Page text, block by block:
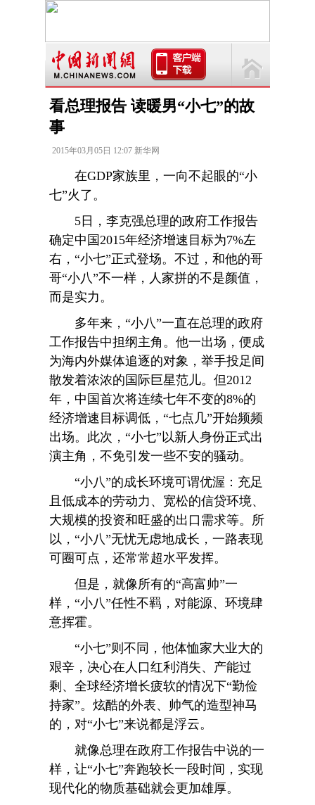
看总理报告 读暖男“小七”的故
事
2015年03月05日 12:07 新华网
在GDP家族里，一向不起眼的“小
七”火了。
5日，李克强总理的政府工作报告
确定中国2015年经济增速目标为7%左
右，“小七”正式登场。不过，和他的哥
哥“小八”不一样，人家拼的不是颜值，
而是实力。
多年来，“小八”一直在总理的政府
工作报告中担纲主角。他一出场，便成
为海内外媒体追逐的对象，举手投足间
散发着浓浓的国际巨星范儿。但2012
年，中国首次将连续七年不变的8%的
经济增速目标调低，“七点几”开始频频
出场。此次，“小七”以新人身份正式出
演主角，不免引发一些不安的骚动。
“小八”的成长环境可谓优渥：充足
且低成本的劳动力、宽松的信贷环境、
大规模的投资和旺盛的出口需求等。所
以，“小八”无忧无虑地成长，一路表现
可圈可点，还常常超水平发挥。
但是，就像所有的“高富帅”一
样，“小八”任性不羁，对能源、环境肆
意挥霍。
“小七”则不同，他体恤家大业大的
艰辛，决心在人口红利消失、产能过
剩、全球经济增长疲软的情况下“勤俭
持家”。炫酷的外表、帅气的造型神马
的，对“小七”来说都是浮云。
就像总理在政府工作报告中说的一
样，让“小七”奔跑较长一段时间，实现
现代化的物质基础就会更加雄厚。